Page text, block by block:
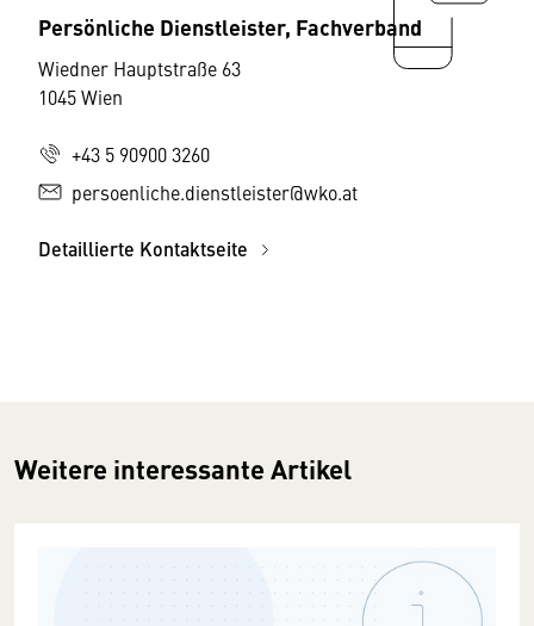
Persönliche Dienstleister, Fachverband
Wiedner Hauptstraße 63
1045 Wien
+43 5 90900 3260
persoenliche.dienstleister@wko.at
Detaillierte Kontaktseite
Weitere interessante Artikel